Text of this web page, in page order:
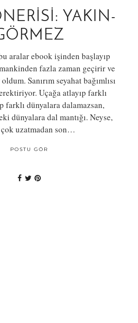
YAKIN-
aralar ebook işinden başlayıp
fazla zaman geçirir ve
Sanırım seyahat bağımlısı
Uçağa atlayıp farklı
farklı dünyalara dalamazsan,
dünyalara dal mantığı. Neyse,
uzatmadan son…
POSTU GÖR